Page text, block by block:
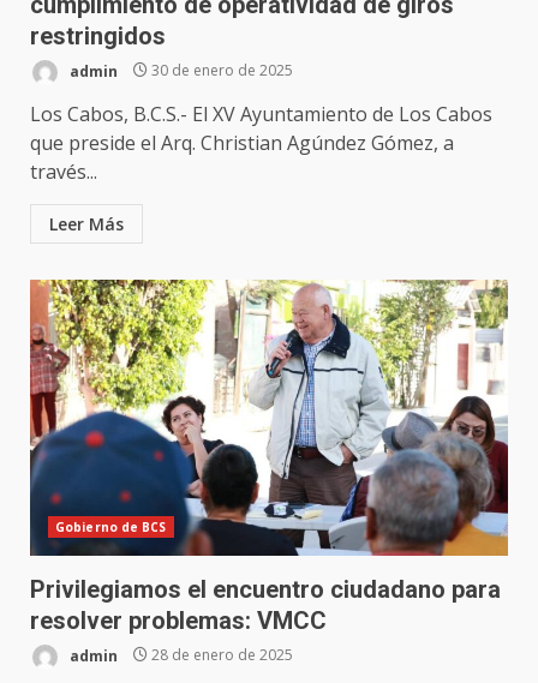
restringidos
admin 30 de enero de 2025
Los Cabos, B.C.S.- El XV Ayuntamiento de Los Cabos
que preside el Arq. Christian Agúndez Gómez, a
través...
Leer Más
Gobierno de BCS
Privilegiamos el encuentro ciudadano para
resolver problemas: VMCC
admin 28 de enero de 2025